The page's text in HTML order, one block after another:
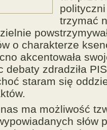
trzymać
o charakterze
akcentowała
debaty zdradziła
staram się
ma możliwość
słów